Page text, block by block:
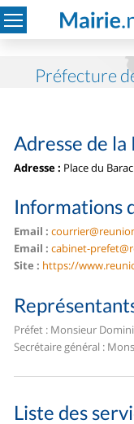
Préfecture
Adresse de
Adresse : Place du
Informations
Email :
Email : cabinet-
Site : https://
Préfet : Monsieur
Secrétaire général :
Liste des